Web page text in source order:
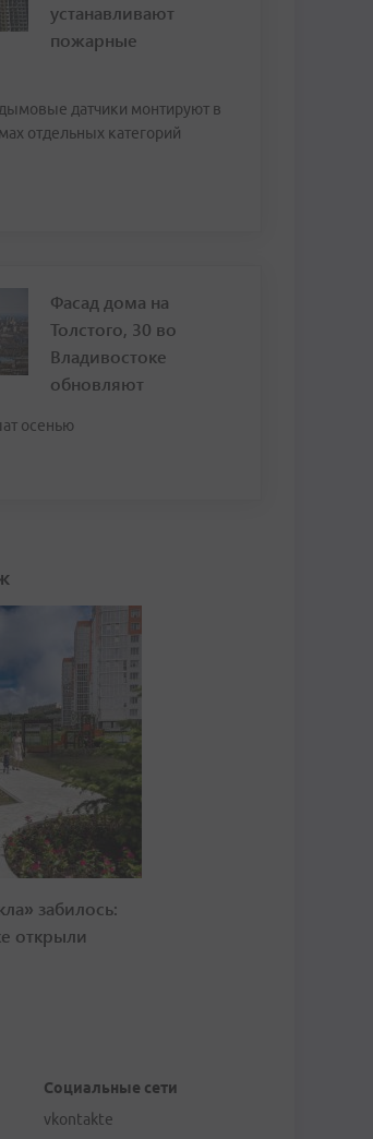
устанавливают
пожарные
датчики монтируют в
отдельных категорий
Фасад дома на
Толстого, 30 во
Владивостоке
обновляют
осенью
забилось:
открыли
Социальные сети
vkontakte